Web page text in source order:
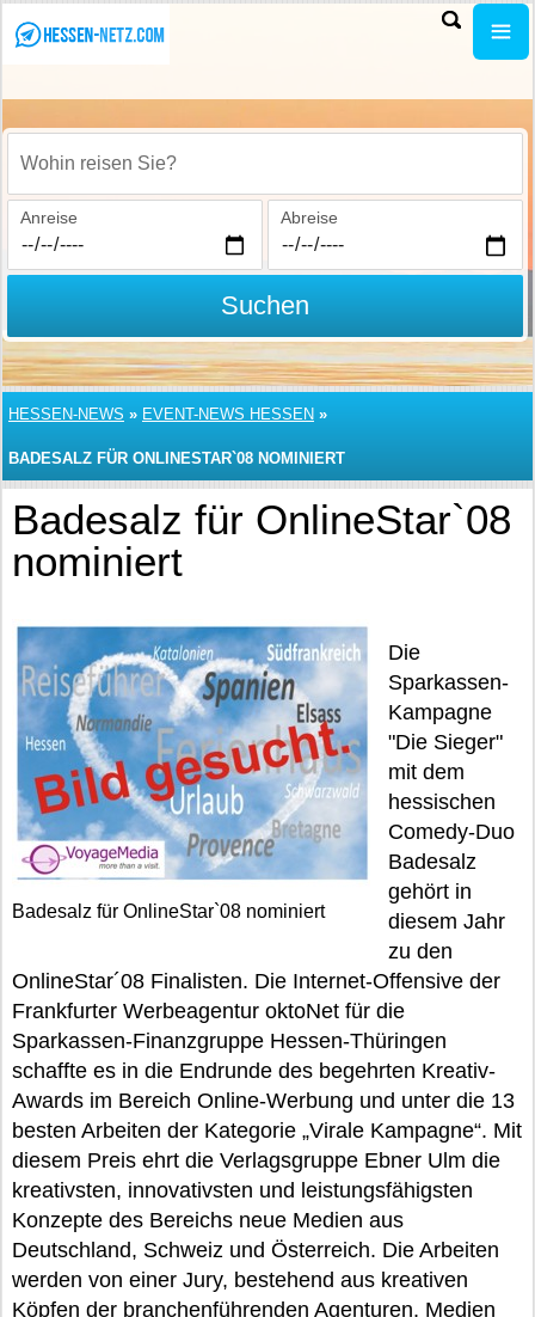
Wohin reisen Sie?
Anreise Abreise
Suchen
HESSEN-NEWS » EVENT-NEWS HESSEN »
BADESALZ FÜR ONLINESTAR`08 NOMINIERT
Badesalz für OnlineStar`08
nominiert
Badesalz für OnlineStar`08 nominiert
Die
Sparkassen-
Kampagne
"Die Sieger"
mit dem
hessischen
Comedy-Duo
Badesalz
gehört in
diesem Jahr
zu den
OnlineStar´08 Finalisten. Die Internet-Offensive der
Frankfurter Werbeagentur oktoNet für die
Sparkassen-Finanzgruppe Hessen-Thüringen
schaffte es in die Endrunde des begehrten Kreativ-
Awards im Bereich Online-Werbung und unter die 13
besten Arbeiten der Kategorie „Virale Kampagne“. Mit
diesem Preis ehrt die Verlagsgruppe Ebner Ulm die
kreativsten, innovativsten und leistungsfähigsten
Konzepte des Bereichs neue Medien aus
Deutschland, Schweiz und Österreich. Die Arbeiten
werden von einer Jury, bestehend aus kreativen
Köpfen der branchenführenden Agenturen, Medien